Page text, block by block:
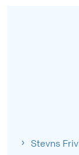
Stevns